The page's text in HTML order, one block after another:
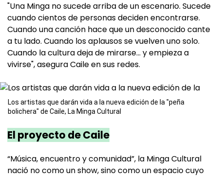
"Una Minga no sucede arriba de un escenario. Sucede
cuando cientos de personas deciden encontrarse.
Cuando una canción hace que un desconocido cante
a tu lado. Cuando los aplausos se vuelven uno solo.
Cuando la cultura deja de mirarse… y empieza a
vivirse", asegura Caile en sus redes.
Los artistas que darán vida a la nueva edición de la "peña
bolichera" de Caile, La Minga Cultural
El proyecto de Caile
“Música, encuentro y comunidad”, la Minga Cultural
nació no como un show, sino como un espacio cuyo